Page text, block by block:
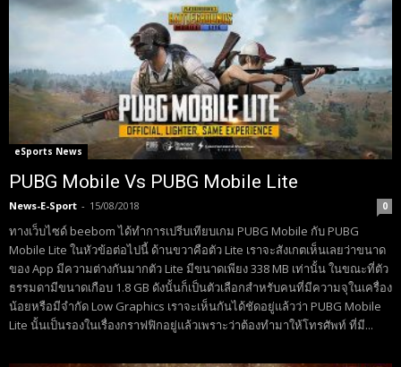
eSports News
PUBG Mobile Vs PUBG Mobile Lite
News-E-Sport - 15/08/2018 0
ทางเว็บไซด์ beebom ได้ทำการเปรีบเทียบเกม PUBG Mobile กับ PUBG
Mobile Lite ในหัวข้อต่อไปนี้ ด้านขวาคือตัว Lite เราจะสังเกตเห็นเลยว่าขนาด
ของ App มีความต่างกันมากตัว Lite มีขนาดเพียง 338 MB เท่านั้น ในขณะที่ตัว
ธรรมดามีขนาดเกือบ 1.8 GB ดังนั้นก็เป็นตัวเลือกสำหรับคนที่มีความจุในเครื่อง
น้อยหรือมีจำกัด Low Graphics เราจะเห็นกันได้ชัดอยู่แล้วว่า PUBG Mobile
Lite นั้นเป็นรองในเรื่องกราฟฟิกอยู่แล้วเพราะว่าต้องทำมาให้โทรศัพท์ ที่มี...